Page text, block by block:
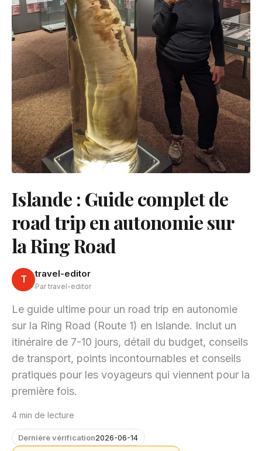
Islande : Guide complet de
road trip en autonomie sur
la Ring Road
T travel-editor
Par travel-editor
Le guide ultime pour un road trip en autonomie
sur la Ring Road (Route 1) en Islande. Inclut un
itinéraire de 7-10 jours, détail du budget, conseils
de transport, points incontournables et conseils
pratiques pour les voyageurs qui viennent pour la
première fois.
4 min de lecture
Dernière vérification2026-06-14